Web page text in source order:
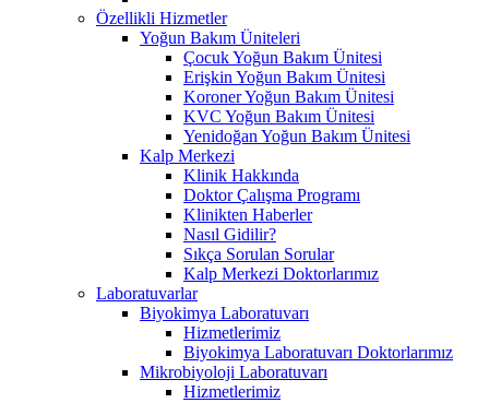
Özellikli Hizmetler
Yoğun Bakım Üniteleri
Çocuk Yoğun Bakım Ünitesi
Erişkin Yoğun Bakım Ünitesi
Koroner Yoğun Bakım Ünitesi
KVC Yoğun Bakım Ünitesi
Yenidoğan Yoğun Bakım Ünitesi
Kalp Merkezi
Klinik Hakkında
Doktor Çalışma Programı
Klinikten Haberler
Nasıl Gidilir?
Sıkça Sorulan Sorular
Kalp Merkezi Doktorlarımız
Laboratuvarlar
Biyokimya Laboratuvarı
Hizmetlerimiz
Biyokimya Laboratuvarı Doktorlarımız
Mikrobiyoloji Laboratuvarı
Hizmetlerimiz